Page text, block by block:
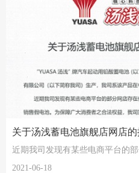
关于汤浅蓄电池旗舰店网店的
近期我司发现有某些电商平台的
2021-06-18